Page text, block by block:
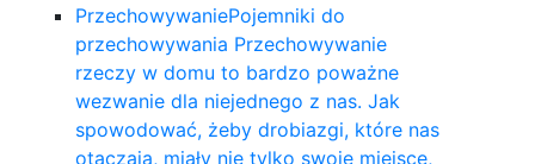
PrzechowywaniePojemniki do
przechowywania Przechowywanie
rzeczy w domu to bardzo poważne
wezwanie dla niejednego z nas. Jak
spowodować, żeby drobiazgi, które nas
otaczają, miały nie tylko swoje miejsce,